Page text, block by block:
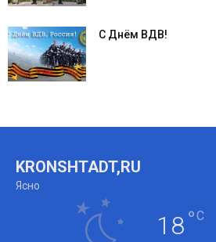
С Днём ВДВ!
KRONSHTADT,RU
Ясно
18°C